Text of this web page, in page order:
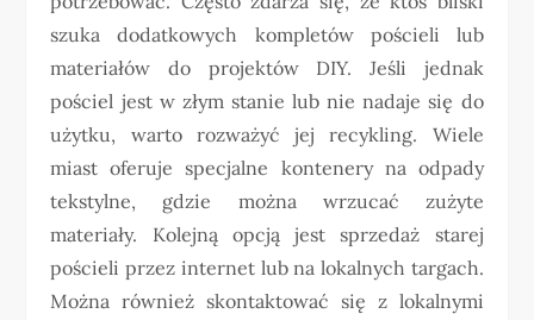
szuka dodatkowych kompletów pościeli lub
materiałów do projektów DIY. Jeśli jednak
pościel jest w złym stanie lub nie nadaje się do
użytku, warto rozważyć jej recykling. Wiele
miast oferuje specjalne kontenery na odpady
tekstylne, gdzie można wrzucać zużyte
materiały. Kolejną opcją jest sprzedaż starej
pościeli przez internet lub na lokalnych targach.
Można również skontaktować się z lokalnymi